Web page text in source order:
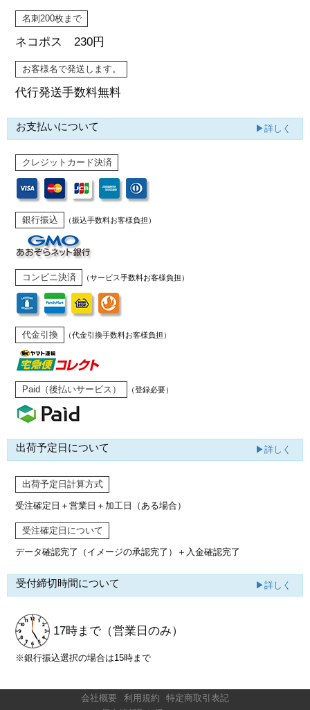
名刺200枚まで
ネコポス 230円
お客様名で発送します。
代行発送手数料無料
お支払いについて ▶詳しく
クレジットカード決済
銀行振込 （振込手数料お客様負担）
コンビニ決済 （サービス手数料お客様負担）
代金引換 （代金引換手数料お客様負担）
Paid（後払いサービス） （登録必要）
出荷予定日について ▶詳しく
出荷予定日計算方式
受注確定日＋営業日＋加工日（ある場合）
受注確定日について
データ確認完了（イメージの承認完了） ＋入金確認完了
受付締切時間について ▶詳しく
17時まで （営業日のみ）
※銀行振込選択の場合は15時まで
会社概要 利用規約
特定商取引表記